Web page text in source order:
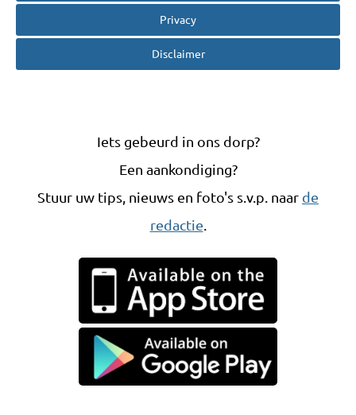
Privacy
Disclaimer
Iets gebeurd in ons dorp?
Een aankondiging?
Stuur uw tips, nieuws en foto's s.v.p. naar de
redactie.